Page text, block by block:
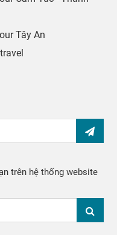
Tây An
trên hệ thống website